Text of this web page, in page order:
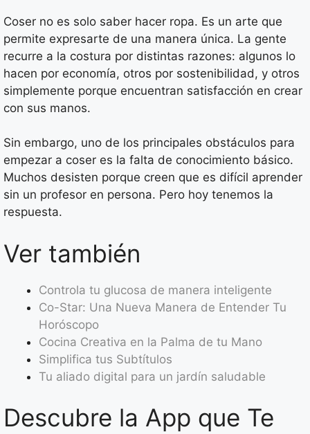
Coser no es solo saber hacer ropa. Es un arte que
permite expresarte de una manera única. La gente
recurre a la costura por distintas razones: algunos lo
hacen por economía, otros por sostenibilidad, y otros
simplemente porque encuentran satisfacción en crear
con sus manos.
Sin embargo, uno de los principales obstáculos para
empezar a coser es la falta de conocimiento básico.
Muchos desisten porque creen que es difícil aprender
sin un profesor en persona. Pero hoy tenemos la
respuesta.
Ver también
Controla tu glucosa de manera inteligente
Co-Star: Una Nueva Manera de Entender Tu
Horóscopo
Cocina Creativa en la Palma de tu Mano
Simplifica tus Subtítulos
Tu aliado digital para un jardín saludable
Descubre la App que Te